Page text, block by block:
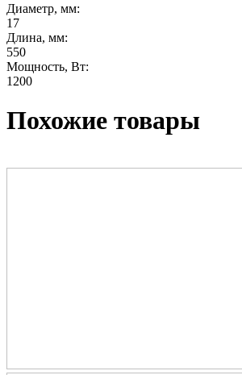
Диаметр, мм:
17
Длина, мм:
550
Мощность, Bт:
1200
Похожие товары